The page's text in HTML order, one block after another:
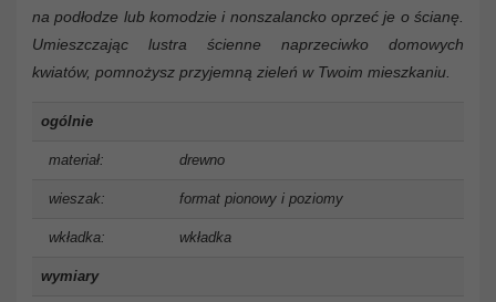
na podłodze lub komodzie i nonszalancko oprzeć je o ścianę.
Umieszczając lustra ścienne naprzeciwko domowych
kwiatów, pomnożysz przyjemną zieleń w Twoim mieszkaniu.
ogólnie
materiał: drewno
wieszak: format pionowy i poziomy
wkładka: wkładka
wymiary